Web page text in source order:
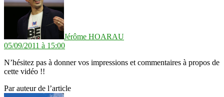
Jérôme HOARAU
05/09/2011 à 15:00
N’hésitez pas à donner vos impressions et commentaires à propos de
cette vidéo !!
Par auteur de l’article